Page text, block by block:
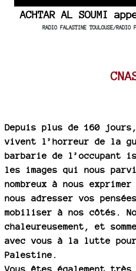
ACHTAR AL SOUMI
RADIO FALASTINE TOULOUSE/
Depuis plus de 160
vivent l’horreur de la
barbarie de l’occupant
les images qui nous
nombreux à nous
nous adresser vos
mobiliser à nos côtés.
chaleureusement, et
avec vous à la lutte
Palestine.
Vous êtes également très